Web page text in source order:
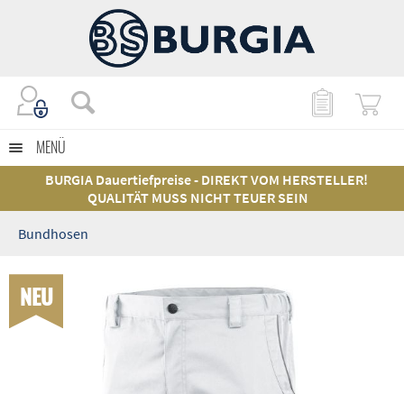
MENÜ
BURGIA Dauertiefpreise - DIREKT VOM HERSTELLER!
QUALITÄT MUSS NICHT TEUER SEIN
Bundhosen
NEU